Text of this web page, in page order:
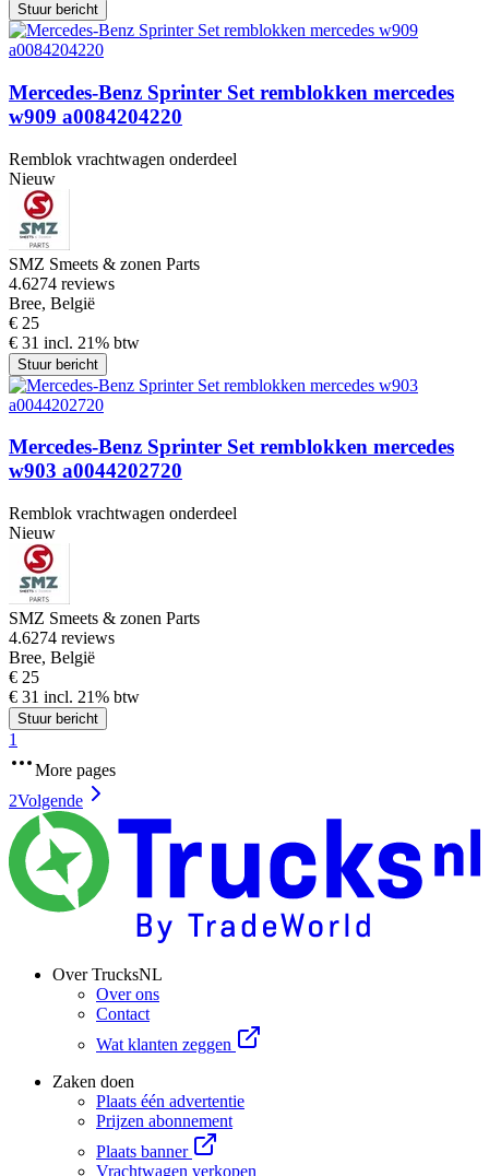
Stuur bericht
Mercedes-Benz Sprinter Set remblokken mercedes
w909 a0084204220
Remblok vrachtwagen onderdeel
Nieuw
SMZ Smeets & zonen Parts
4.6274 reviews
Bree, België
€ 25
€ 31 incl. 21% btw
Stuur bericht
Mercedes-Benz Sprinter Set remblokken mercedes
w903 a0044202720
Remblok vrachtwagen onderdeel
Nieuw
SMZ Smeets & zonen Parts
4.6274 reviews
Bree, België
€ 25
€ 31 incl. 21% btw
Stuur bericht
1
More pages
2Volgende
Over TrucksNL
Over ons
Contact
Wat klanten zeggen
Zaken doen
Plaats één advertentie
Prijzen abonnement
Plaats banner
Vrachtwagen verkopen